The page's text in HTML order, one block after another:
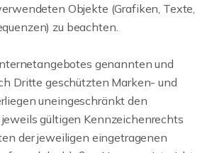
Objekte (Grafiken, Texte,
zu beachten.
genannten und
Dritte geschützten Marken- und
uneingeschränkt den
gültigen Kennzeichenrechts
der jeweiligen eingetragenen